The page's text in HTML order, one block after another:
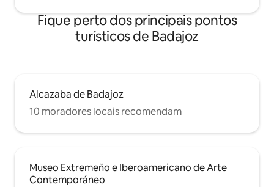
Fique perto dos principais pontos
turísticos de Badajoz
Alcazaba de Badajoz
10 moradores locais recomendam
Museo Extremeño e Iberoamericano de Arte
Contemporáneo